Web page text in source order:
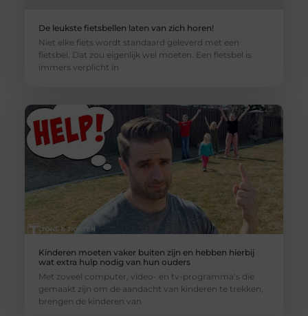
De leukste fietsbellen laten van zich horen!
Niet elke fiets wordt standaard geleverd met een
fietsbel. Dat zou eigenlijk wel moeten. Een fietsbel is
immers verplicht in
Kinderen moeten vaker buiten zijn en hebben hierbij
wat extra hulp nodig van hun ouders
Met zoveel computer, video- en tv-programma’s die
gemaakt zijn om de aandacht van kinderen te trekken,
brengen de kinderen van